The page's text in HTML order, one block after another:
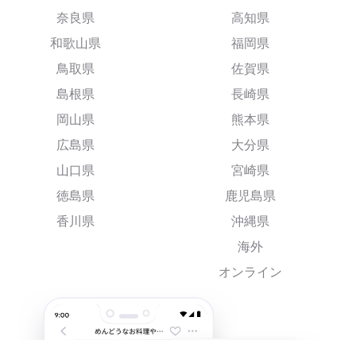
奈良県
和歌山県
鳥取県
島根県
岡山県
広島県
山口県
徳島県
香川県
高知県
福岡県
佐賀県
長崎県
熊本県
大分県
宮崎県
鹿児島県
沖縄県
海外
オンライン